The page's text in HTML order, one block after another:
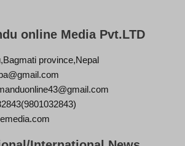
online Media Pvt.LTD
province,Nepal